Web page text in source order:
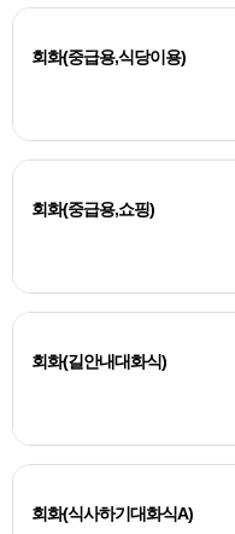
회화(중급용,식당이용)
회화(중급용,쇼핑)
회화(길안내대화식)
회화(식사하기대화식A)